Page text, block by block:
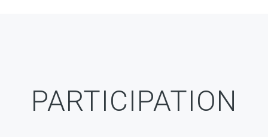
PARTICIPATION